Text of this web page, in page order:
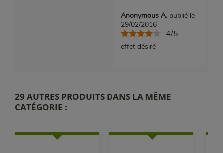
Anonymous A. publié le
29/02/2016
4/5
effet désiré
29 AUTRES PRODUITS DANS LA MÊME
CATÉGORIE :